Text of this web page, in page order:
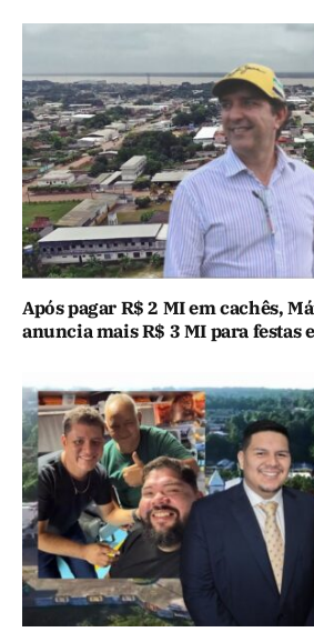
Após pagar R$ 2 MI em cachês,
anuncia mais R$ 3 MI para festas